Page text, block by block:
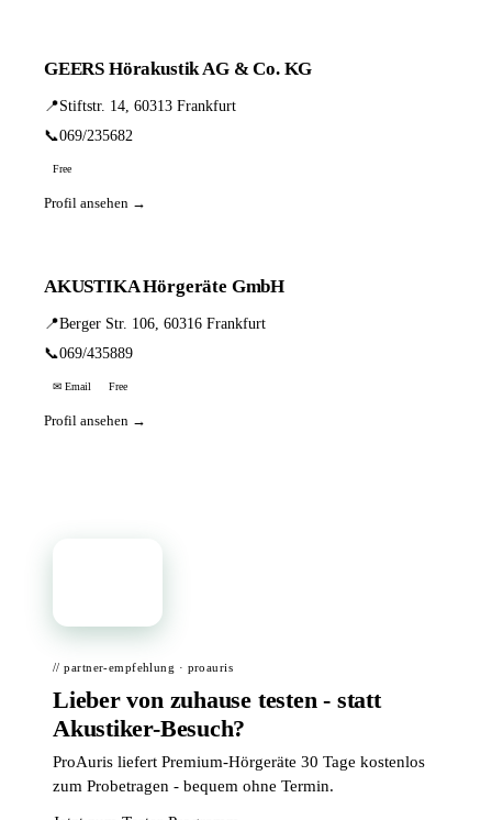
GEERS Hörakustik AG & Co. KG
📍Stiftstr. 14, 60313 Frankfurt
📞069/235682
Free
Profil ansehen →
AKUSTIKA Hörgeräte GmbH
📍Berger Str. 106, 60316 Frankfurt
📞069/435889
✉ Email Free
Profil ansehen →
// partner-empfehlung · proauris
Lieber von zuhause testen - statt
Akustiker-Besuch?
ProAuris liefert Premium-Hörgeräte 30 Tage kostenlos
zum Probetragen - bequem ohne Termin.